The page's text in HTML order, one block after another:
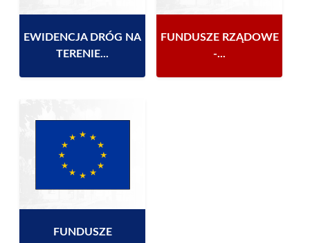
EWIDENCJA DRÓG NA
TERENIE...
FUNDUSZE RZĄDOWE
-...
FUNDUSZE